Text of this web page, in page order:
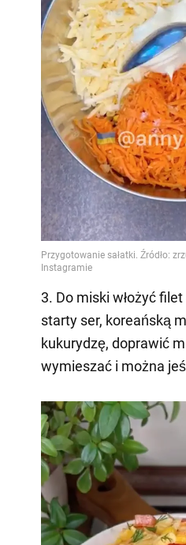
3. Do miski włożyć
starty ser, koreańską
kukurydzę, doprawić
wymieszać i można